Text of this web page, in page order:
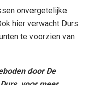
onvergetelijke
hier verwacht Durs
te voorzien van
door De